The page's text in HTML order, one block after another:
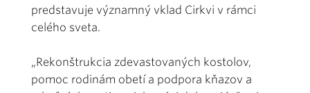
predstavuje významný vklad Cirkvi v rámci
celého sveta.
„Rekonštrukcia zdevastovaných kostolov,
pomoc rodinám obetí a podpora kňazov a